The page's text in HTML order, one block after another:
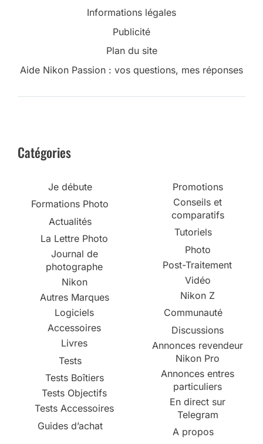
Informations légales
Publicité
Plan du site
Aide Nikon Passion : vos questions, mes réponses
Catégories
Je débute
Formations Photo
Actualités
La Lettre Photo
Journal de
photographe
Nikon
Autres Marques
Logiciels
Accessoires
Livres
Tests
Tests Boîtiers
Tests Objectifs
Tests Accessoires
Guides d’achat
Promotions
Conseils et
comparatifs
Tutoriels
Photo
Post-Traitement
Vidéo
Nikon Z
Communauté
Discussions
Annonces revendeur
Nikon Pro
Annonces entres
particuliers
En direct sur
Telegram
A propos